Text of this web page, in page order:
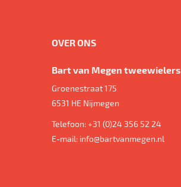
OVER ONS
Bart van Megen tweewielers
Groenestraat 175
6531 HE Nijmegen
Telefoon:+31 (0)24 356 52 24
E-mail: info@bartvanmegen.nl